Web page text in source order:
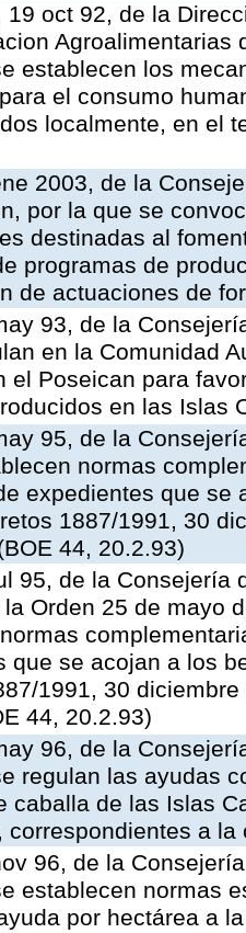
19 oct 92, de la
Agroalimentarias
establecen los
el consumo
localmente, en el
2003, de la
por la que se
destinadas al
programas de
de actuaciones de
93, de la
en la Comunidad
el Poseican para
en las Islas
95, de la
normas
expedientes que se
1887/1991, 30
44, 20.2.93)
95, de la Consejería
Orden 25 de mayo
que se acojan a los
1991, 30
44, 20.2.93)
96, de la
regulan las ayudas
caballa de las Islas
correspondientes a
96, de la
establecen normas
por hectárea a